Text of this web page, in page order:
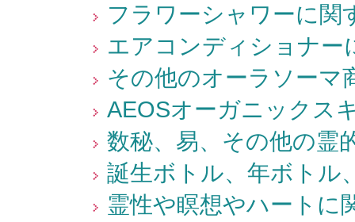
フラワーシャワーに関
エアコンディショナー
その他のオーラソーマ
AEOSオーガニックス
数秘、易、その他の霊
誕生ボトル、年ボトル
霊性や瞑想やハートに